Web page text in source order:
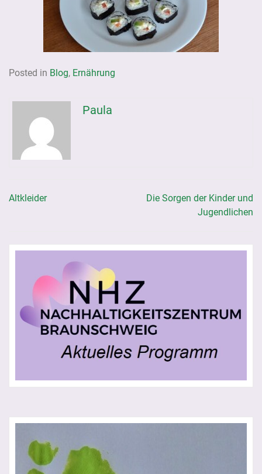
Posted in Blog, Ernährung
Paula
Beitragsnavigation
Altkleider
Die Sorgen der Kinder und
Jugendlichen